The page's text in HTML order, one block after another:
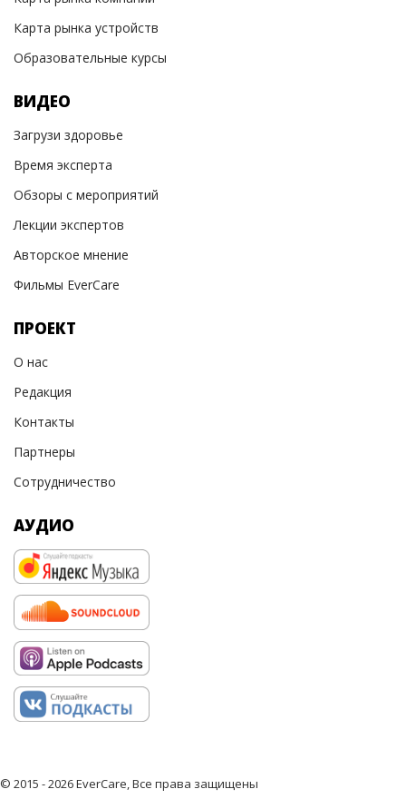
Карта рынка устройств
Образовательные курсы
ВИДЕО
Загрузи здоровье
Время эксперта
Обзоры с мероприятий
Лекции экспертов
Авторское мнение
Фильмы EverCare
ПРОЕКТ
О нас
Редакция
Контакты
Партнеры
Сотрудничество
АУДИО
© 2015 - 2026 EverCare, Все права защищены